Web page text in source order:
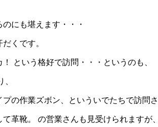
にも堪えます・・・
くです。
という格好で訪問・・・というのも、
の作業ズボン、といういでたちで訪問
革靴。 の営業さんも見受けられますが、